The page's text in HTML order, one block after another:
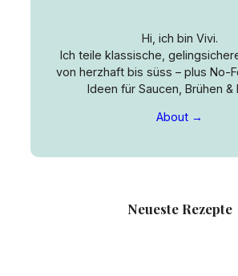
Hi, ich bin Vivi.
Ich teile klassische,
von herzhaft bis süss – plus No-
Ideen für Saucen, Brühen &
About →
Neueste Rezepte